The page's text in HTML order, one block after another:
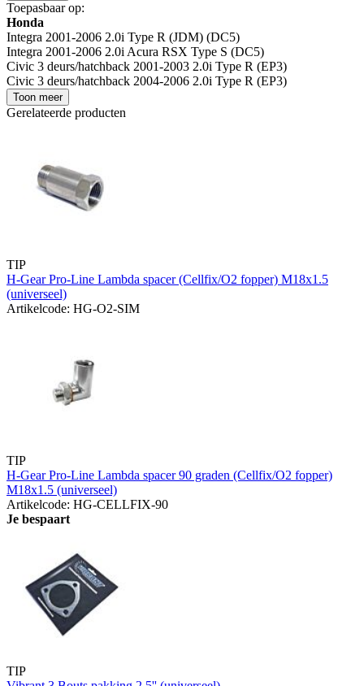
Toepasbaar op:
Honda
Integra 2001-2006 2.0i Type R (JDM) (DC5)
Integra 2001-2006 2.0i Acura RSX Type S (DC5)
Civic 3 deurs/hatchback 2001-2003 2.0i Type R (EP3)
Civic 3 deurs/hatchback 2004-2006 2.0i Type R (EP3)
Toon meer
Gerelateerde producten
TIP
H-Gear Pro-Line Lambda spacer (Cellfix/O2 fopper) M18x1.5
(universeel)
Artikelcode: HG-O2-SIM
TIP
H-Gear Pro-Line Lambda spacer 90 graden (Cellfix/O2 fopper)
M18x1.5 (universeel)
Artikelcode: HG-CELLFIX-90
Je bespaart
TIP